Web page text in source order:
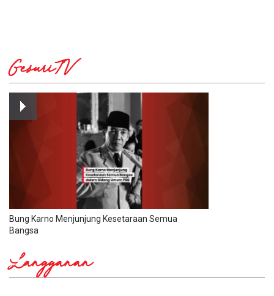
GesuriTV
Bung Karno Menjunjung Kesetaraan Semua
Bangsa
Langganan